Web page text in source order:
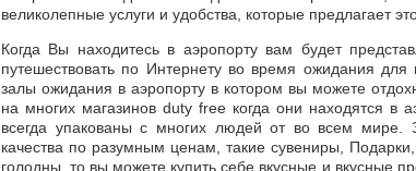
великолепные услуги и удобства, которые предлагает
Когда Вы находитесь в аэропорту вам будет
путешествовать по Интернету во время ожидания
залы ожидания в аэропорту в котором вы можете
на многих магазинов duty free когда они находятся в
всегда упакованы с многих людей от во всем мире.
качества по разумным ценам, такие сувениры,
голодны, то вы можете купить себе вкусные и вкусные